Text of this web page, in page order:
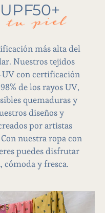
tu piel
más alta del
Nuestros tejidos
con certificación
de los rayos UV,
quemaduras y
diseños y
por artistas
nuestra ropa con
puedes disfrutar
cómoda y fresca.